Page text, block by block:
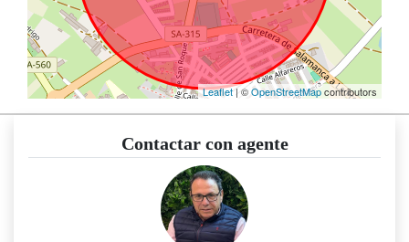
Leaflet| ©OpenStreetMapcontributors
Contactar con agente